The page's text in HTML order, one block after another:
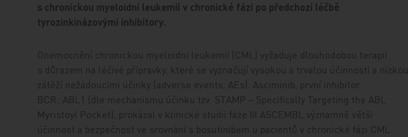
s chronickou myeloidní leukemií v chronické fázi po předchozí léčbě
tyrozinkinázovými inhibitory.
Onemocnění chronickou myeloidní leukemií (CML) vyžaduje dlouhodobou terapii
s důrazem na léčivé přípravky, které se vyznačují vysokou a trvalou účinností a nízkou
zátěží nežádoucími účinky (adverse events, AEs). Asciminib, první inhibitor
BCR::ABL1 (dle mechanismu účinku tzv. STAMP – Specifically Targeting the ABL
Myristoyl Pocket), prokázal v klinické studii fáze III ASCEMBL významně větší
účinnost a bezpečnost ve srovnání s bosutinibem u pacientů v chronické fázi CML